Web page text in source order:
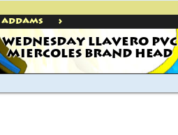
>
WEDNESDAY LLAVERO PVC
MIERCOLES BRAND HEAD